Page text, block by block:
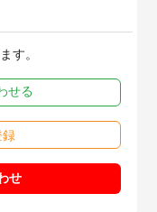
す。
せる
録
せ